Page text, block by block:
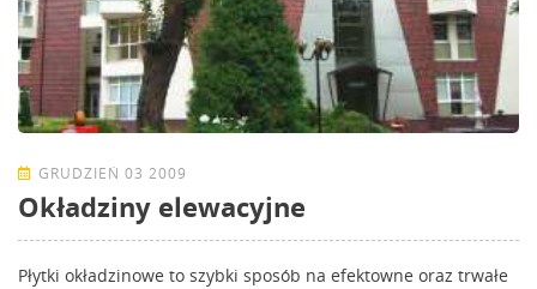
GRUDZIEŃ 03 2009
Okładziny elewacyjne
Płytki okładzinowe to szybki sposób na efektowne oraz trwałe